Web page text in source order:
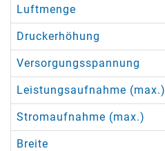
Luftmenge
Druckerhöhung
Versorgungsspannung
Leistungsaufnahme (max.)
Stromaufnahme (max.)
Breite